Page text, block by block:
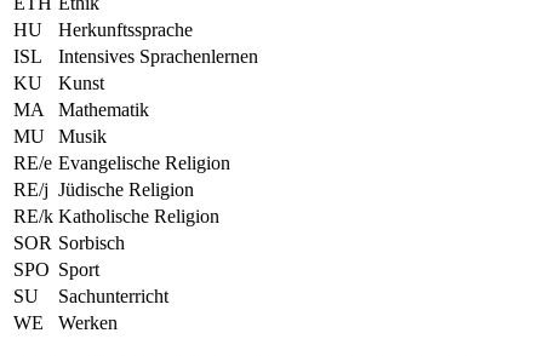
HU
Herkunftssprache
ISL
Intensives Sprachenlernen
KU
Kunst
MA
Mathematik
MU
Musik
RE/e Evangelische Religion
RE/j Jüdische Religion
RE/k Katholische Religion
SOR Sorbisch
SPO Sport
SU
Sachunterricht
WE
Werken